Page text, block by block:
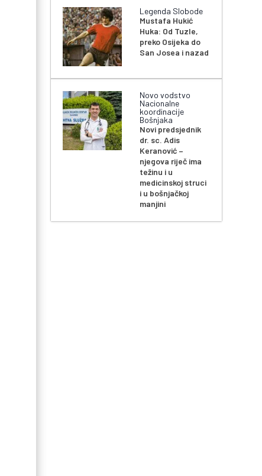
Legenda Slobode
Mustafa Hukić
Huka: Od Tuzle,
preko Osijeka do
San Josea i nazad
Novo vodstvo
Nacionalne
koordinacije
Bošnjaka
Novi predsjednik
dr. sc. Adis
Keranović –
njegova riječ ima
težinu i u
medicinskoj struci
i u bošnjačkoj
manjini